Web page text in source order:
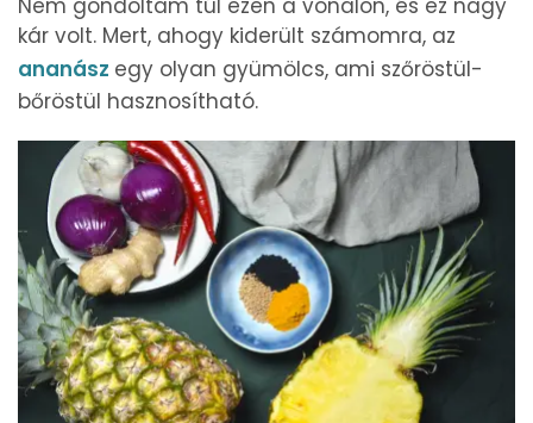
Nem gondoltam túl ezen a vonalon, és ez nagy
kár volt. Mert, ahogy kiderült számomra, az
ananász egy olyan gyümölcs, ami szőröstül-
bőröstül hasznosítható.